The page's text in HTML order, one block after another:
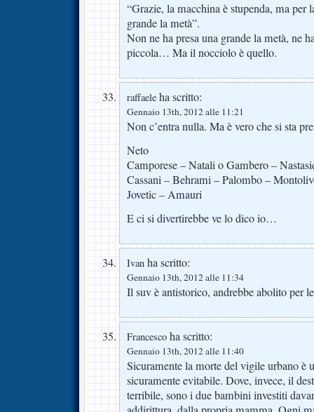
“Grazie, la macchina è stupenda, ma per
grande la metà”.
Non ne ha presa una grande la metà, ne
piccola… Ma il nocciolo è quello.
raffaele ha scritto:
Gennaio 13th, 2012 alle 11:21
Non c’entra nulla. Ma è vero che si sta
Neto
Camporese – Natali o Gambero –
Cassani – Behrami – Palombo –
Jovetic – Amauri
E ci si divertirebbe ve lo dico io…
Ivan ha scritto:
Gennaio 13th, 2012 alle 11:34
Il suv è antistorico, andrebbe abolito per
Francesco ha scritto:
Gennaio 13th, 2012 alle 11:40
Sicuramente la morte del vigile urbano è
sicuramente evitabile. Dove, invece, il
terribile, sono i due bambini investiti